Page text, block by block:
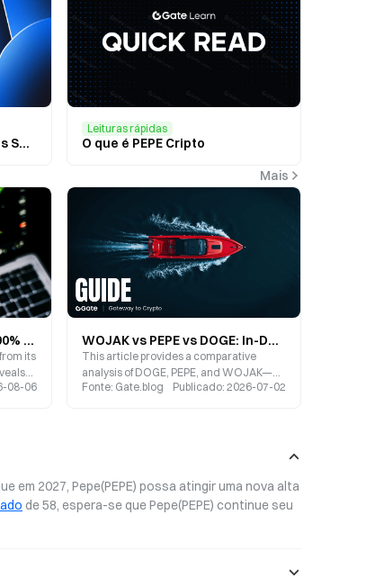
O Próximo Pepe? Saiba Mais Sobre o Melhor Amigo do Pepe, Andy
Leituras rápidas
O que é PEPE Cripto
Mais
Can PEPE Recover After a 90% Drop? Is the Meme Coin Market Entering a Value Reassessment Phase?
its
from
08-06
WOJAK vs PEPE vs DOGE: In-Depth Analysis of Meme Coin Culture Evolution and Lifecycle
This article provides a comparative
analysis of DOGE, PEPE, and WOJAK—
the three major meme coins—across
Fonte: Gate.blog Publicado: 2026-07-02
em 2027, Pepe(PEPE) possa atingir uma nova alta
de 58, espera-se que Pepe(PEPE) continue seu